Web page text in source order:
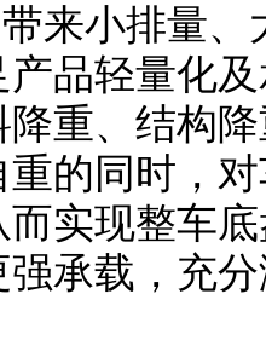
来小排量
品轻量化
重、结构
的同时，
实现整车
强承载，充